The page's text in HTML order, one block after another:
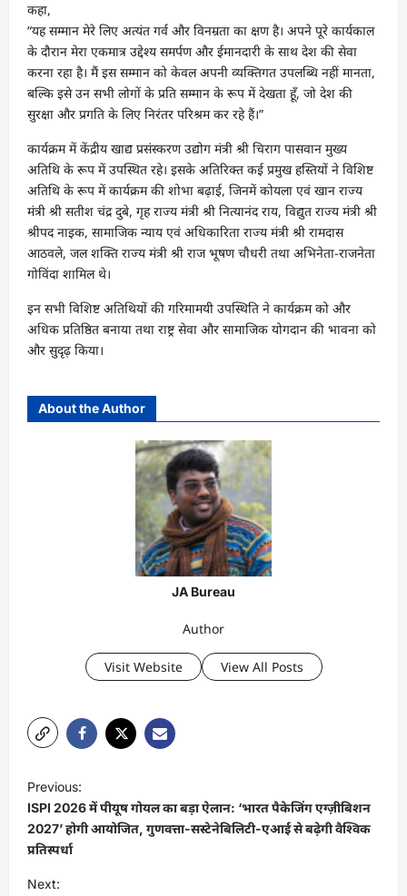
कहा,
“यह सम्मान मेरे लिए अत्यंत गर्व और विनम्रता का क्षण है। अपने पूरे कार्यकाल
के दौरान मेरा एकमात्र उद्देश्य समर्पण और ईमानदारी के साथ देश की सेवा
करना रहा है। मैं इस सम्मान को केवल अपनी व्यक्तिगत उपलब्धि नहीं मानता,
बल्कि इसे उन सभी लोगों के प्रति सम्मान के रूप में देखता हूँ, जो देश की
सुरक्षा और प्रगति के लिए निरंतर परिश्रम कर रहे हैं।”
कार्यक्रम में केंद्रीय खाद्य प्रसंस्करण उद्योग मंत्री श्री चिराग पासवान मुख्य
अतिथि के रूप में उपस्थित रहे। इसके अतिरिक्त कई प्रमुख हस्तियों ने विशिष्ट
अतिथि के रूप में कार्यक्रम की शोभा बढ़ाई, जिनमें कोयला एवं खान राज्य
मंत्री श्री सतीश चंद्र दुबे, गृह राज्य मंत्री श्री नित्यानंद राय, विद्युत राज्य मंत्री श्री
श्रीपद नाइक, सामाजिक न्याय एवं अधिकारिता राज्य मंत्री श्री रामदास
आठवले, जल शक्ति राज्य मंत्री श्री राज भूषण चौधरी तथा अभिनेता-राजनेता
गोविंदा शामिल थे।
इन सभी विशिष्ट अतिथियों की गरिमामयी उपस्थिति ने कार्यक्रम को और
अधिक प्रतिष्ठित बनाया तथा राष्ट्र सेवा और सामाजिक योगदान की भावना को
और सुदृढ़ किया।
About the Author
JA Bureau
Author
Visit Website View All Posts
o
s
t
n
Previous:
ISPI 2026 में पीयूष गोयल का बड़ा ऐलान: ‘भारत पैकेजिंग एग्ज़ीबिशन
2027’ होगी आयोजित, गुणवत्ता-सस्टेनेबिलिटी-एआई से बढ़ेगी वैश्विक
प्रतिस्पर्धा
Next: